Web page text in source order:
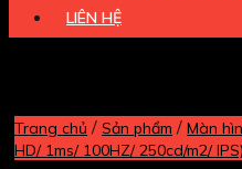
LIÊN HỆ
Trang chủ / Sản phẩm / Màn
HD/ 1ms/ 100HZ/ 250cd/m2/ IPS)